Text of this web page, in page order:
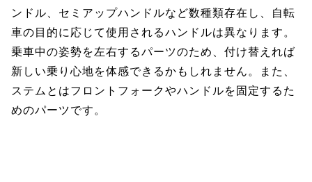
ンドル、セミアップハンドルなど数種類存在し、自転
車の目的に応じて使用されるハンドルは異なります。
乗車中の姿勢を左右するパーツのため、付け替えれば
新しい乗り心地を体感できるかもしれません。また、
ステムとはフロントフォークやハンドルを固定するた
めのパーツです。